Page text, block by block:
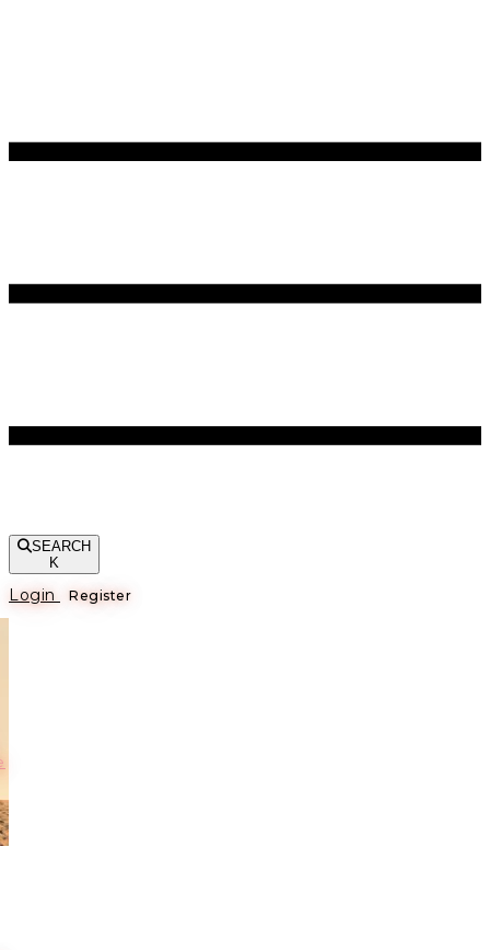
SEARCH
K
Login Register